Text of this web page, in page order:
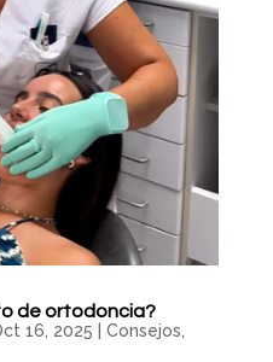
de ortodoncia?
16, 2025 Consejos